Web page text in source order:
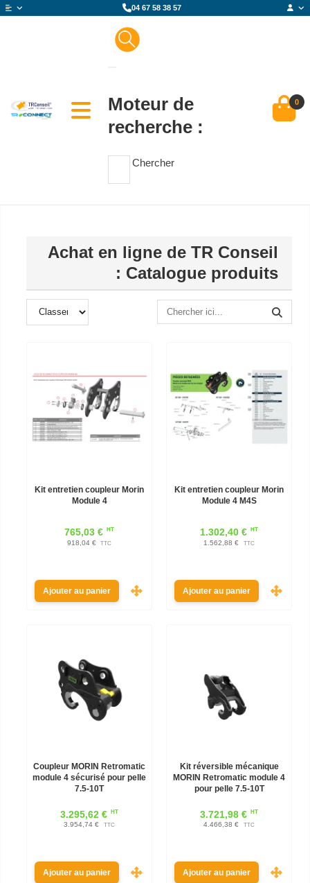
04 67 58 38 57
Moteur de
recherche :
Chercher
0
Achat en ligne de TR Conseil
: Catalogue produits
Kit entretien coupleur Morin
Module 4
765,03 € HT
918,04 € TTC
Ajouter au panier
Kit entretien coupleur Morin
Module 4 M4S
1.302,40 € HT
1.562,88 € TTC
Ajouter au panier
Coupleur MORIN Retromatic
module 4 sécurisé pour pelle
7.5-10T
3.295,62 € HT
3.954,74 € TTC
Ajouter au panier
Kit réversible mécanique
MORIN Retromatic module 4
pour pelle 7.5-10T
3.721,98 € HT
4.466,38 € TTC
Ajouter au panier